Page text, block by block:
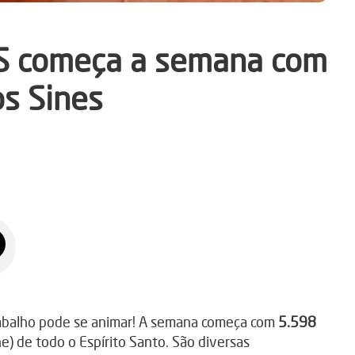
começa a semana com
Sines
pode se animar! A semana começa com 5.598
de todo o Espírito Santo. São diversas